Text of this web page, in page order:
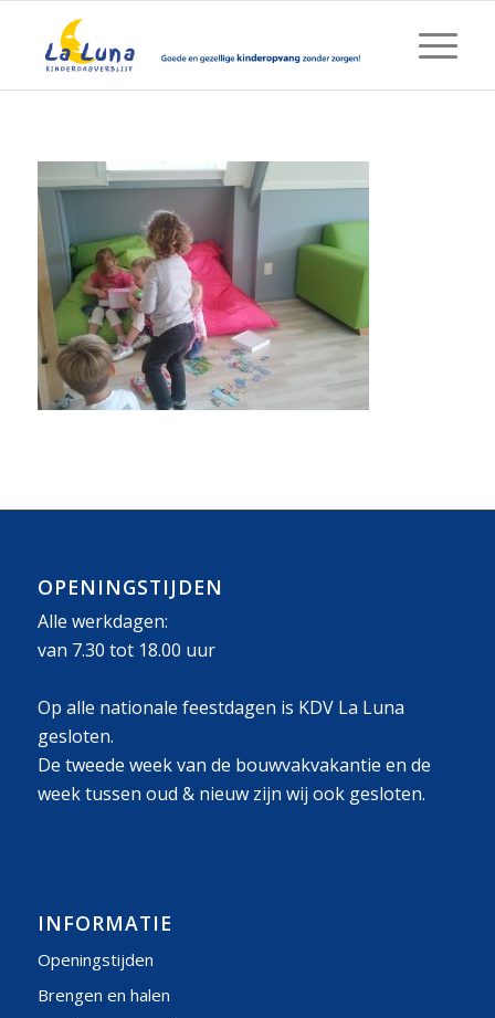
OPENINGSTIJDEN
Alle werkdagen:
van 7.30 tot 18.00 uur
Op alle nationale feestdagen is KDV La Luna
gesloten.
De tweede week van de bouwvakvakantie en de
week tussen oud & nieuw zijn wij ook gesloten.
INFORMATIE
Openingstijden
Brengen en halen